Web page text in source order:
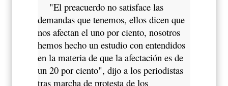
"El preacuerdo no satisface las
demandas que tenemos, ellos dicen que
nos afectan el uno por ciento, nosotros
hemos hecho un estudio con entendidos
en la materia de que la afectación es de
un 20 por ciento", dijo a los periodistas
tras marcha de protesta de los